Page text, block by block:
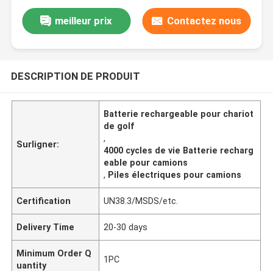
meilleur prix Contactez nous
DESCRIPTION DE PRODUIT
Surligner:
Batterie rechargeable pour chariot
de golf
,
4000 cycles de vie Batterie recharg
eable pour camions
, Piles électriques pour camions
Certification UN38.3/MSDS/etc.
Delivery Time 20-30 days
Minimum Order Q
uantity
1PC